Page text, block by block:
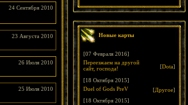
24 Сентября 2010
23 Августа 2010
26 Июля 2010
25 Июля 2010
Новые карты
[07 Февраля 2016]
Переезжаем на другой
сайт, господа!
[Dota]
[18 Октября 2015]
Duel of Gods PreV
[Другое]
[18 Октября 2015]